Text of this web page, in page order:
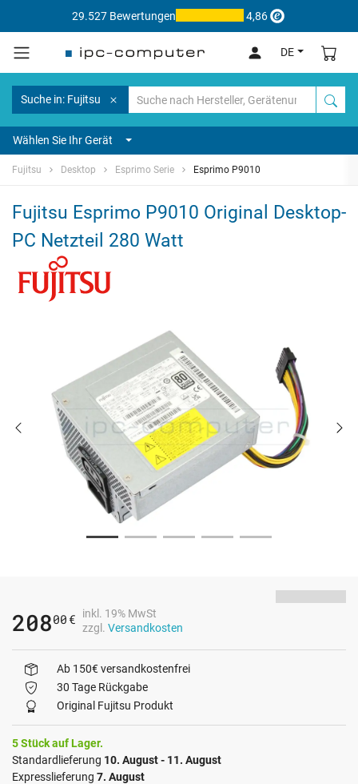
29.527 Bewertungen 4,86
DE
Suche in: Fujitsu
Wählen Sie Ihr Gerät
Fujitsu Desktop Esprimo Serie Esprimo P9010
Fujitsu Esprimo P9010 Original Desktop-
PC Netzteil 280 Watt
20800 €
inkl. 19% MwSt
zzgl. Versandkosten
Ab 150€ versandkostenfrei
30 Tage Rückgabe
Original Fujitsu Produkt
5 Stück auf Lager.
Standardlieferung 10. August - 11. August
Expresslieferung 7. August